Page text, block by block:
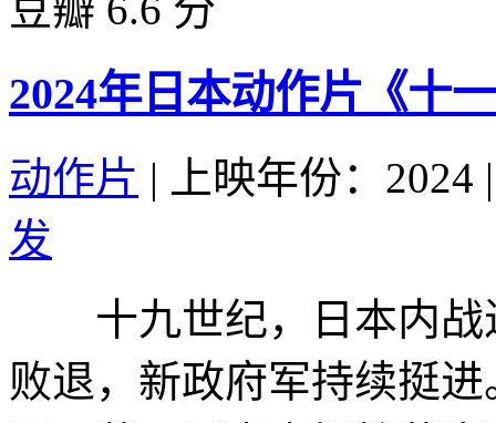
2024年日本动作片《十
动作片 | 上映年份：2024 |
发
十九世纪，日本内战
败退，新政府军持续挺